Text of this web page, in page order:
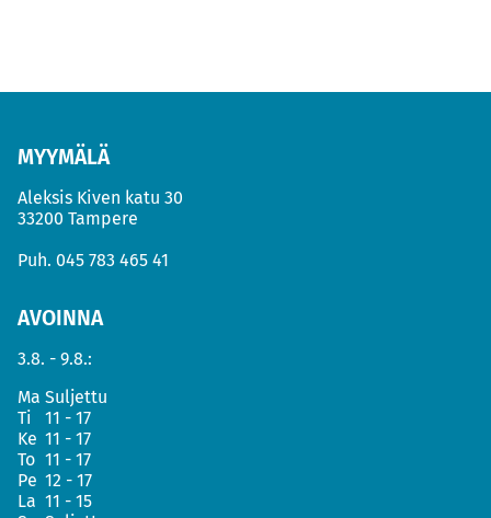
MYYMÄLÄ
Aleksis Kiven katu 30
33200 Tampere
Puh. 045 783 465 41
AVOINNA
3.8. - 9.8.:
Ma Suljettu
Ti
11 - 17
Ke 11 - 17
To 11 - 17
Pe 12 - 17
La 11 - 15